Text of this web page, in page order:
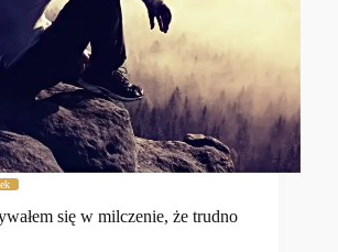
się w milczenie, że trudno